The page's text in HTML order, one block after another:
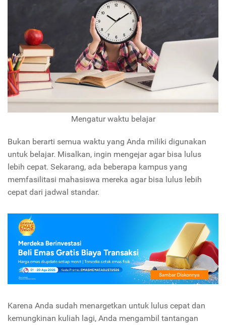
Mengatur waktu belajar
Bukan berarti semua waktu yang Anda miliki digunakan
untuk belajar. Misalkan, ingin mengejar agar bisa lulus
lebih cepat. Sekarang, ada beberapa kampus yang
memfasilitasi mahasiswa mereka agar bisa lulus lebih
cepat dari jadwal standar.
Karena Anda sudah menargetkan untuk lulus cepat dan
kemungkinan kuliah lagi, Anda mengambil tantangan